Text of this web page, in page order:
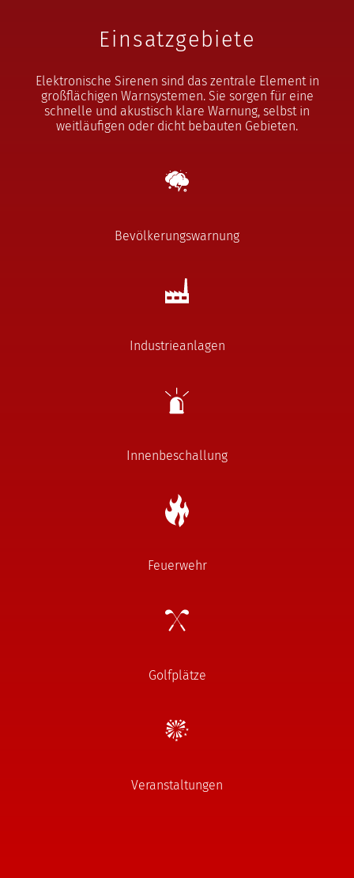
Einsatzgebiete
Elektronische Sirenen sind das zentrale Element in
großflächigen Warnsystemen. Sie sorgen für eine
schnelle und akustisch klare Warnung, selbst in
weitläufigen oder dicht bebauten Gebieten.
Bevölkerungswarnung
Industrieanlagen
Innenbeschallung
Feuerwehr
Golfplätze
Veranstaltungen